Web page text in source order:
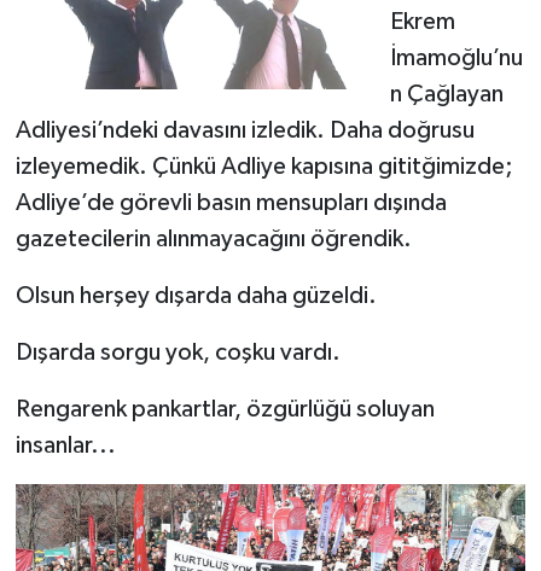
Ekrem
İmamoğlu’nu
n Çağlayan
Adliyesi’ndeki davasını izledik. Daha doğrusu
izleyemedik. Çünkü Adliye kapısına gititğimizde;
Adliye’de görevli basın mensupları dışında
gazetecilerin alınmayacağını öğrendik.
Olsun herşey dışarda daha güzeldi.
Dışarda sorgu yok, coşku vardı.
Rengarenk pankartlar, özgürlüğü soluyan
insanlar...